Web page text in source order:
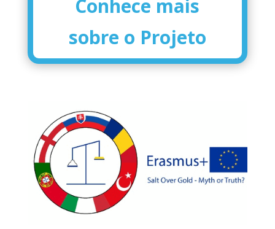
Conhece mais
sobre o Projeto